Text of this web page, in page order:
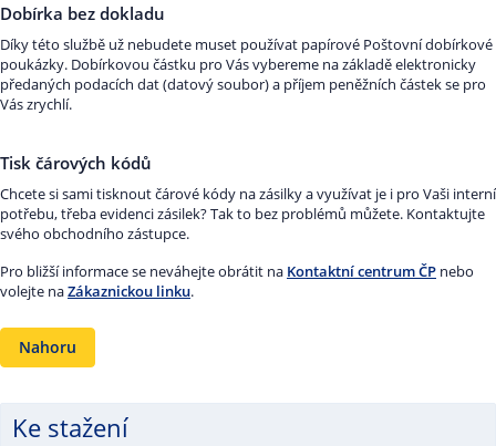
Dobírka bez dokladu
Díky této službě už nebudete muset používat papírové Poštovní dobírkové
poukázky. Dobírkovou částku pro Vás vybereme na základě elektronicky
předaných podacích dat (datový soubor) a příjem peněžních částek se pro
Vás zrychlí.
Tisk čárových kódů
Chcete si sami tisknout čárové kódy na zásilky a využívat je i pro Vaši interní
potřebu, třeba evidenci zásilek? Tak to bez problémů můžete. Kontaktujte
svého obchodního zástupce.
Pro bližší informace se neváhejte obrátit na Kontaktní centrum ČP nebo
volejte naZákaznickou linku.
Nahoru
Ke stažení